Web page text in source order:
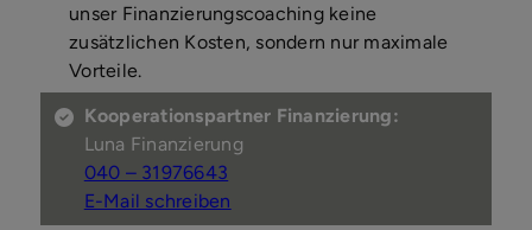
unser Finanzierungscoaching keine
zusätzlichen Kosten, sondern nur maximale
Vorteile.
Kooperationspartner Finanzierung:
Luna Finanzierung
040 – 31976643
E-Mail schreiben